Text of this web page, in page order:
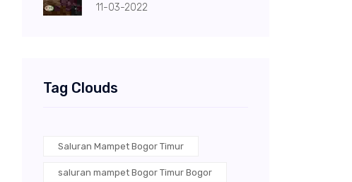
11-03-2022
Tag Clouds
Saluran Mampet Bogor Timur
saluran mampet Bogor Timur Bogor